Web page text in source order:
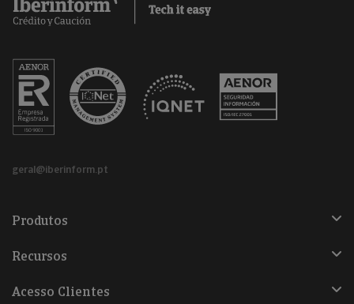
geral@iberinform.pt
Produtos
Recursos
Acesso Clientes